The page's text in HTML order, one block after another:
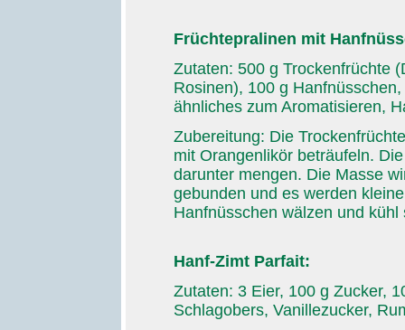
Früchtepralinen mit
Zutaten: 500 g Trockenfrüchte
Rosinen), 100 g
ähnliches zum Aromatisieren,
Zubereitung: Die
mit Orangenlikör beträufeln.
darunter mengen. Die Masse
gebunden und es werden
Hanfnüsschen wälzen und kühl
Hanf-Zimt Parfait:
Zutaten: 3 Eier, 100 g Zucker,
Schlagobers, Vanillezucker,